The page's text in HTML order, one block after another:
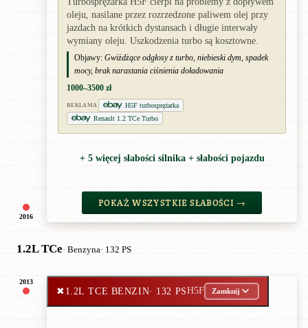
2016
oleju, nasilane przez rozrzedzone paliwem olej przy
jazdach na krótkich dystansach i długie interwały
wymiany oleju. Uszkodzenia turbo są kosztowne.
Objawy: Gwiżdżące odgłosy z turbo, niebieski dym, spadek
mocy, brak narastania ciśnienia doładowania
1000–3500 zł
REKLAMA
H5F turbosprężarka
Renault 1.2 TCe Turbo
+ 5 więcej słabości silnika + słabości pojazdu
POKAŻ WSZYSTKIE SŁABOŚCI →
1.2L TCe· Benzyna· 132 PS
2013
✖1.2L TCE BENZIN· 132 PSH5F Zamknij